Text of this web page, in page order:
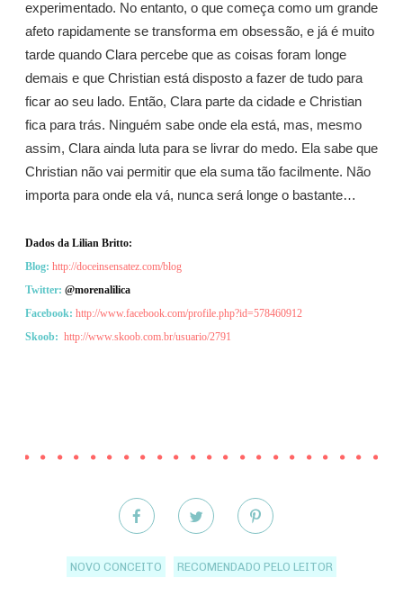
experimentado. No entanto, o que começa como um grande
afeto rapidamente se transforma em obsessão, e já é muito
tarde quando Clara percebe que as coisas foram longe
demais e que Christian está disposto a fazer de tudo para
ficar ao seu lado. Então, Clara parte da cidade e Christian
fica para trás. Ninguém sabe onde ela está, mas, mesmo
assim, Clara ainda luta para se livrar do medo. Ela sabe que
Christian não vai permitir que ela suma tão facilmente. Não
importa para onde ela vá, nunca será longe o bastante…
Dados da Lilian Britto:
Blog: http://doceinsensatez.com/blog
Twitter: @morenalilica
Facebook: http://www.facebook.com/profile.php?id=578460912
Skoob: http://www.skoob.com.br/usuario/2791
NOVO CONCEITO RECOMENDADO PELO LEITOR